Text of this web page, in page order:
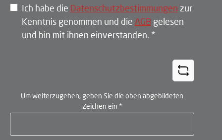
Ich habe die Datenschutzbestimmungen zur
Kenntnis genommen und die AGB gelesen
und bin mit ihnen einverstanden. *
Um weiterzugehen, geben Sie die oben abgebildeten
Zeichen ein *